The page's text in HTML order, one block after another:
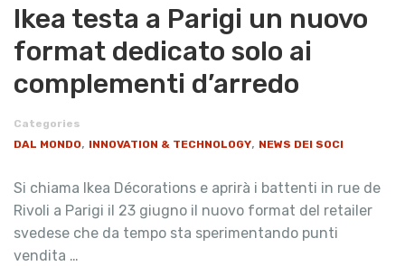
Ikea testa a Parigi un nuovo
format dedicato solo ai
complementi d’arredo
Categories
DAL MONDO, INNOVATION & TECHNOLOGY, NEWS DEI SOCI
Si chiama Ikea Décorations e aprirà i battenti in rue de
Rivoli a Parigi il 23 giugno il nuovo format del retailer
svedese che da tempo sta sperimentando punti
vendita …